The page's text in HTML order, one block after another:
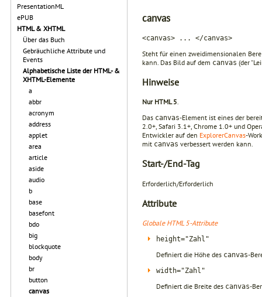
PresentationML
ePUB
HTML & XHTML
Über das Buch
Gebräuchliche Attribute und
Events
Alphabetische Liste der HTML- &
XHTML-Elemente
a
abbr
acronym
address
applet
area
article
aside
audio
b
base
basefont
bdo
big
blockquote
body
br
button
canvas
canvas
<canvas> ... </canvas>
Steht für einen zweidimensionalen
kann. Das Bild auf dem canvas (der
Hinweise
Nur HTML 5.
Das canvas-Element ist eines der
2.0+, Safari 3.1+, Chrome 1.0+ und
Entwickler auf den ExplorerCanvas-
mit canvas verbessert werden kann.
Start-/End-Tag
Erforderlich/Erforderlich
Attribute
Globale HTML 5-Attribute
height="Zahl"
Definiert die Höhe des canvas-
width="Zahl"
Definiert die Breite des canvas-